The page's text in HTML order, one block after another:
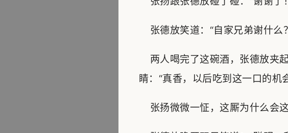
张德放笑道：“自家兄弟谢什么
两人喝完了这碗酒，张德放夹
睛：“真香，以后吃到这一口的机
张扬微微一怔，这厮为什么会